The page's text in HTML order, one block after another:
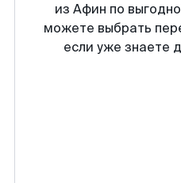
из Афин по
можете выбрать
если уже знаете